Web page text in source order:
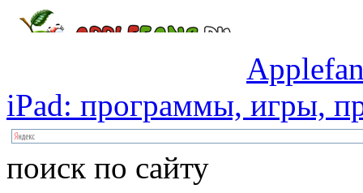
iPad: программы, игры,
поиск по сайту